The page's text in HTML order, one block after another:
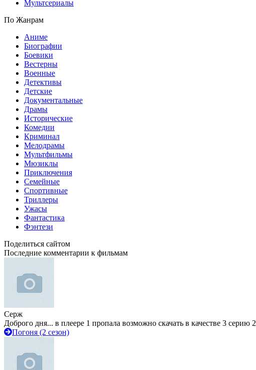
Мультсериалы
По Жанрам
Аниме
Биографии
Боевики
Вестерны
Военные
Детективы
Детские
Документальные
Драмы
Исторические
Комедии
Криминал
Мелодрамы
Мультфильмы
Мюзиклы
Приключения
Семейные
Спортивные
Триллеры
Ужасы
Фантастика
Фэнтези
Поделиться сайтом
Последние комментарии к фильмам
Серж
Доброго дня... в плеере 1 пропала возможно скачать в качестве 3 серию 2
Погоня (2 сезон)